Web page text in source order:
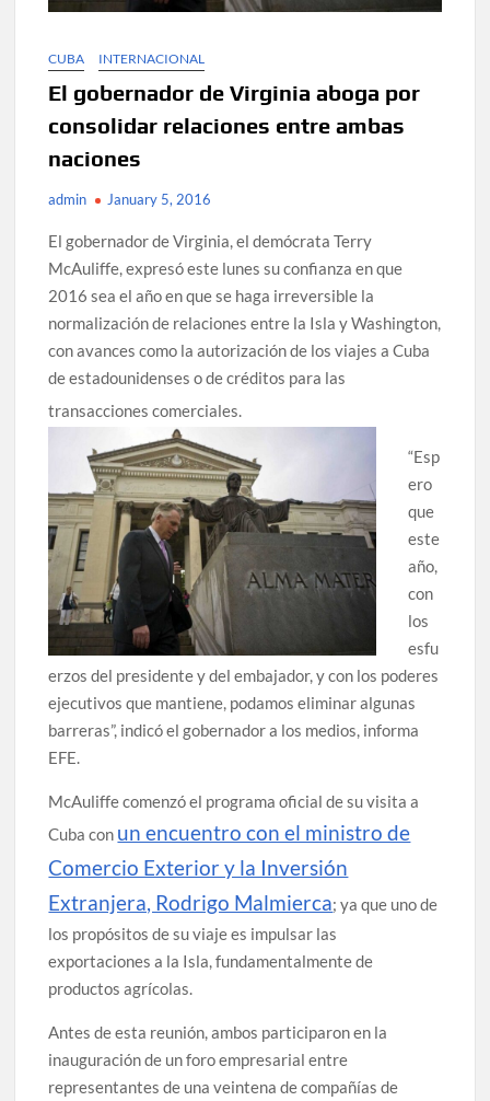
CUBA INTERNACIONAL
El gobernador de Virginia aboga por
consolidar relaciones entre ambas
naciones
admin January 5, 2016
El gobernador de Virginia, el demócrata Terry
McAuliffe, expresó este lunes su confianza en que
2016 sea el año en que se haga irreversible la
normalización de relaciones entre la Isla y Washington,
con avances como la autorización de los viajes a Cuba
de estadounidenses o de créditos para las
transacciones comerciales.
“Esp
ero
que
este
año,
con
los
esfu
erzos del presidente y del embajador, y con los poderes
ejecutivos que mantiene, podamos eliminar algunas
barreras”, indicó el gobernador a los medios, informa
EFE.
McAuliffe comenzó el programa oficial de su visita a
Cuba con un encuentro con el ministro de
Comercio Exterior y la Inversión
Extranjera, Rodrigo Malmierca; ya que uno de
los propósitos de su viaje es impulsar las
exportaciones a la Isla, fundamentalmente de
productos agrícolas.
Antes de esta reunión, ambos participaron en la
inauguración de un foro empresarial entre
representantes de una veintena de compañías de